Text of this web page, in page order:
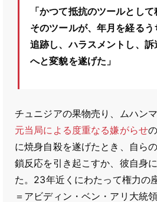
「かつて抵抗のツールとし
そのツールが、年月を経る
追跡し、ハラスメントし、
へと変貌を遂げた」
チュニジアの果物売り、ムハン
元当局による度重なる嫌がらせ
に焼身自殺を遂げたとき、自ら
鎖反応を引き起こすか、彼自身
た。23年近くにわたって権力の
＝アビディン・ベン・アリ大統